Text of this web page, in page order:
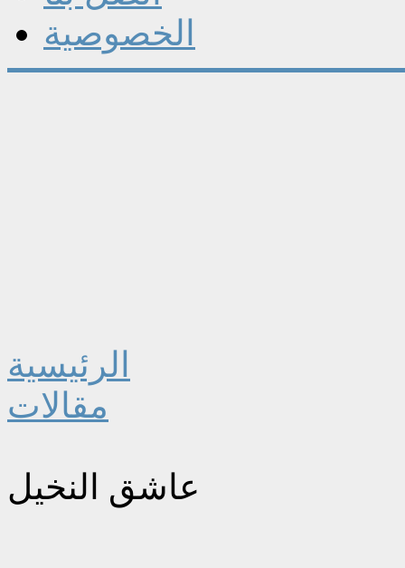
الخصوصية
الرئيسية
مقالات
عاشق النخيل